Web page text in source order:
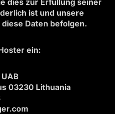
dies zur Erfüllung seiner
ist und unsere
Daten befolgen.
ein:
03230 Lithuania